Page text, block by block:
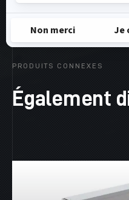
PRODUITS CONNEXES
Également